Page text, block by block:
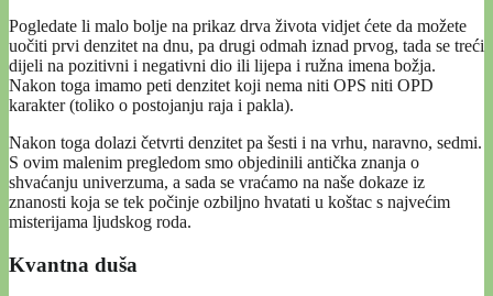
Pogledate li malo bolje na prikaz drva života vidjet ćete da možete
uočiti prvi denzitet na dnu, pa drugi odmah iznad prvog, tada se treći
dijeli na pozitivni i negativni dio ili lijepa i ružna imena božja.
Nakon toga imamo peti denzitet koji nema niti OPS niti OPD
karakter (toliko o postojanju raja i pakla).
Nakon toga dolazi četvrti denzitet pa šesti i na vrhu, naravno, sedmi.
S ovim malenim pregledom smo objedinili antička znanja o
shvaćanju univerzuma, a sada se vraćamo na naše dokaze iz
znanosti koja se tek počinje ozbiljno hvatati u koštac s najvećim
misterijama ljudskog roda.
Kvantna duša